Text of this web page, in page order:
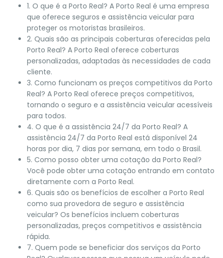
1. O que é a Porto Real? A Porto Real é uma empresa
que oferece seguros e assistência veicular para
proteger os motoristas brasileiros.
2. Quais são as principais coberturas oferecidas pela
Porto Real? A Porto Real oferece coberturas
personalizadas, adaptadas às necessidades de cada
cliente.
3. Como funcionam os preços competitivos da Porto
Real? A Porto Real oferece preços competitivos,
tornando o seguro e a assistência veicular acessíveis
para todos.
4. O que é a assistência 24/7 da Porto Real? A
assistência 24/7 da Porto Real está disponível 24
horas por dia, 7 dias por semana, em todo o Brasil.
5. Como posso obter uma cotação da Porto Real?
Você pode obter uma cotação entrando em contato
diretamente com a Porto Real.
6. Quais são os benefícios de escolher a Porto Real
como sua provedora de seguro e assistência
veicular? Os benefícios incluem coberturas
personalizadas, preços competitivos e assistência
rápida.
7. Quem pode se beneficiar dos serviços da Porto